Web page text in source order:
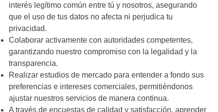
interés legítimo común entre tú y nosotros, asegurando
que el uso de tus datos no afecta ni perjudica tu
privacidad.
Colaborar activamente con autoridades competentes,
garantizando nuestro compromiso con la legalidad y la
transparencia.
Realizar estudios de mercado para entender a fondo sus
preferencias e intereses comerciales, permitiéndonos
ajustar nuestros servicios de manera continua.
A través de encuestas de calidad y satisfacción, aprender